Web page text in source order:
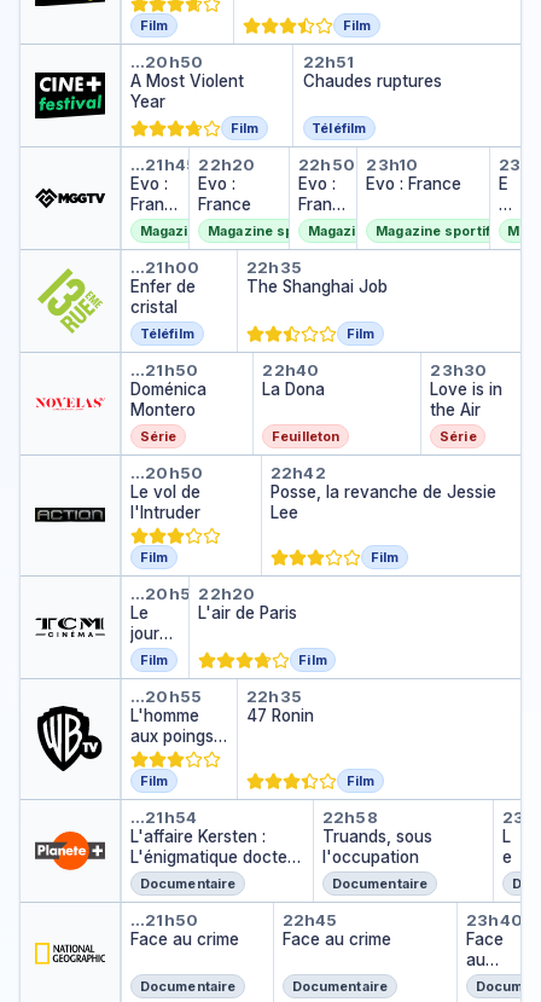
Film Film
A Most Violent Year
…20h50
A Most Violent
Year
Film
Chaudes ruptures
22h51
Chaudes ruptures
Téléfilm
Evo : France
…21h45
Evo :
Franc
eMagazine sportif
Evo : France
22h20
Evo :
France
Magazine sportif
Evo : France
22h50
Evo :
Franc
eMagazine sportif
Evo : France
23h10
Evo : France
Magazine sportif
E
v
o
:
c
Enfer de cristal
…21h00
Enfer de
cristal
Téléfilm
The Shanghai Job
22h35
The Shanghai Job
Film
Doménica Montero
…21h50
Doménica
Montero
Série
La Dona
22h40
La Dona
Feuilleton
Love is
23h30
Love is in
the Air
Série
Le vol de l'Intruder
…20h50
Le vol de
l'Intruder
Film
Posse, la revanche
22h42
Posse, la revanche de Jessie
Lee
Film
Le jour se lève
…20h50
Le
jour
se
lève
Film
L'air de Paris
22h20
L'air de Paris
Film
L'homme aux poings de fer
…20h55
L'homme
aux poings
de fer
Film
47 Ronin
22h35
47 Ronin
Film
L'affaire Kersten :
…21h54
L'affaire Kersten :
L'énigmatique docteur
d'Himmler
Documentaire
Truands, sous
22h58
Truands, sous
l'occupation
Documentaire
L
e
s
v
o
i
d
Face au crime
…21h50
Face au crime
Documentaire
Face au crime
22h45
Face au crime
Documentaire
Face
23h40
Face
au
crime